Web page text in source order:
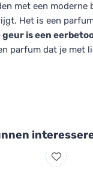
met een moderne
Het is een
geur is een
parfum dat je met